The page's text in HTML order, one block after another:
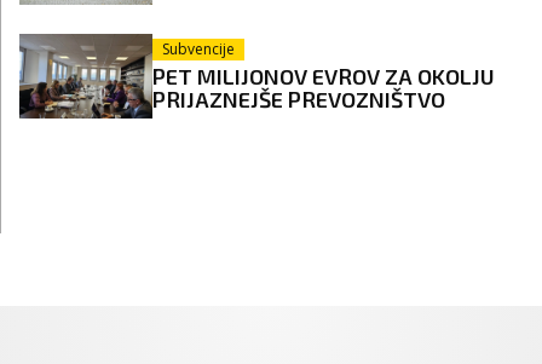
Subvencije
PET MILIJONOV EVROV ZA OKOLJU
PRIJAZNEJŠE PREVOZNIŠTVO